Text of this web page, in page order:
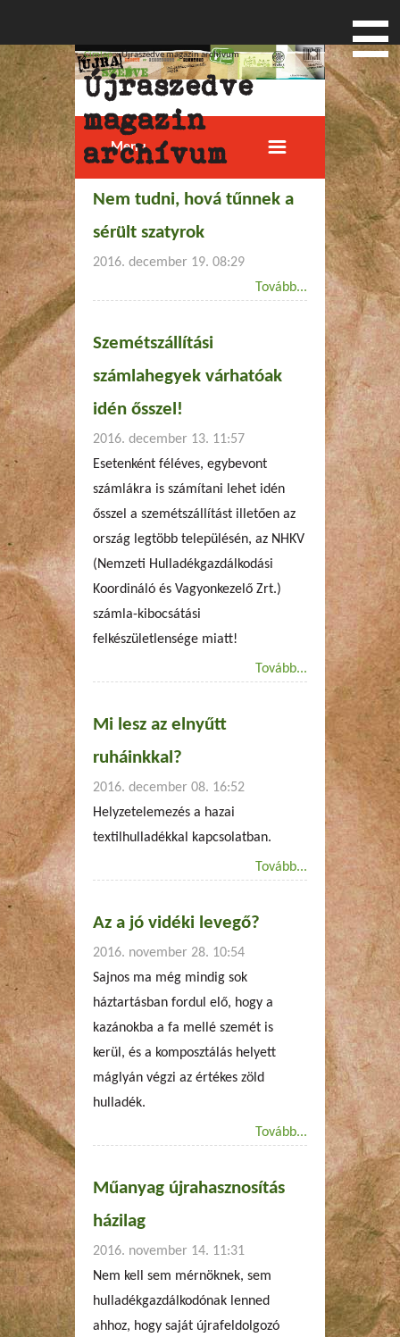
Menu
Jelenlegi hely
Címlap» Újraszedve magazin archívum
Újraszedve
magazin
archívum
Nem tudni, hová tűnnek a
sérült szatyrok
2016. december 19. 08:29
Tovább...
Szemétszállítási
számlahegyek várhatóak
idén ősszel!
2016. december 13. 11:57
Esetenként féléves, egybevont
számlákra is számítani lehet idén
ősszel a szemétszállítást illetően az
ország legtöbb településén, az NHKV
(Nemzeti Hulladékgazdálkodási
Koordináló és Vagyonkezelő Zrt.)
számla-kibocsátási
felkészületlensége miatt!
Tovább...
Mi lesz az elnyűtt
ruháinkkal?
2016. december 08. 16:52
Helyzetelemezés a hazai
textilhulladékkal kapcsolatban.
Tovább...
Az a jó vidéki levegő?
2016. november 28. 10:54
Sajnos ma még mindig sok
háztartásban fordul elő, hogy a
kazánokba a fa mellé szemét is
kerül, és a komposztálás helyett
máglyán végzi az értékes zöld
hulladék.
Tovább...
Műanyag újrahasznosítás
házilag
2016. november 14. 11:31
Nem kell sem mérnöknek, sem
hulladékgazdálkodónak lenned
ahhoz, hogy saját újrafeldolgozó